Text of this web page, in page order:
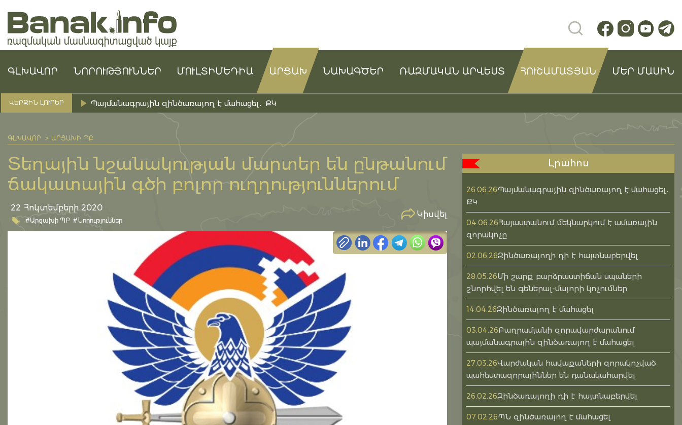
ԳԼԽԱՎՈՐ ՆՈՐՈՒԹՅՈՒՆՆԵՐ ՄՈՒԼՏԻՄԵԴԻԱ ԱՐՑԱԽ ՆԱԽԱԳԾԵՐ ՌԱԶՄԱԿԱՆ ԱՐՎԵՍՏ ՀՈՒՇԱՄԱՏՅԱՆ ՄԵՐ ՄԱՍԻՆ
ՎԵՐՋԻՆ ԼՈՒՐԵՐ Պայմանագրային զինծառայող է մահացել․ ՔԿ
ԳԼԽԱՎՈՐ ԱՐՑԱԽԻ ՊԲ
Տեղային նշանակության մարտեր են ընթանում
ճակատային գծի բոլոր ուղղություններում
22 Հոկտեմբերի 2020
#Արցախի ՊԲ #Նորություններ
Կիսվել
Լրահոս
26.06.26Պայմանագրային զինծառայող է մահացել․
ՔԿ
04.06.26Հայաստանում մեկնարկում է ամառային
զորակոչը
02.06.26Զինծառայողի դի է հայտնաբերվել
28.05.26Մի շարք բարձրաստիճան սպաների
շնորհվել են գեներալ-մայորի կոչումներ
14.04.26Զինծառայող է մահացել
03.04.26Բաղրամյանի զորավարժարանում
պայմանագրային զինծառայող է մահացել
27.03.26Վարժական հավաքաների զորակոչված
պահեստազորայիններ են դանակահարվել
26.02.26Զինծառայողի դի է հայտնաբերվել
07.02.26ՊՆ զինծառայող է մահացել